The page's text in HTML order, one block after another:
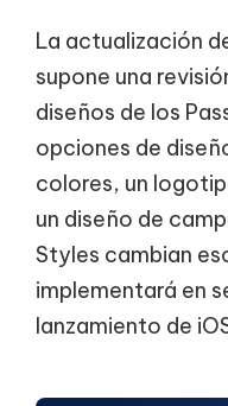
La actualización
supone una
diseños de los
opciones de
colores, un
un diseño de
Styles cambian
implementará en
lanzamiento de